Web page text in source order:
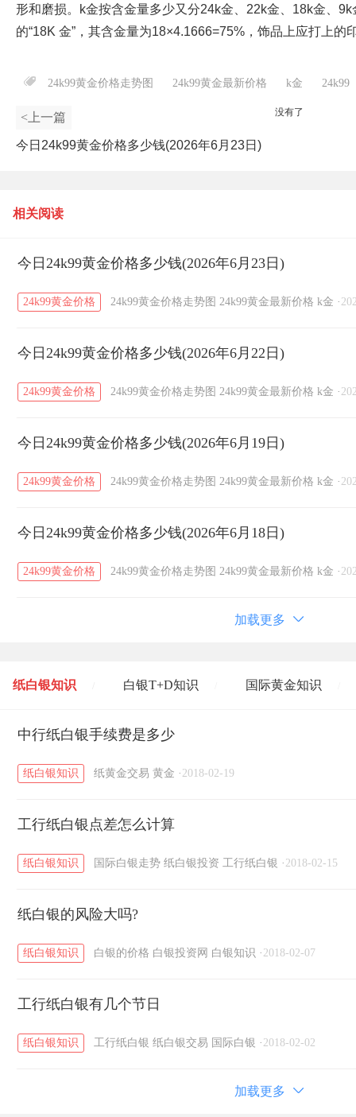
形和磨损。k金按含金量多少又分24k金、22k金、18k金、
的“18K 金”，其含金量为18×4.1666=75%，饰品上应打上的
24k99黄金价格走势图 24k99黄金最新价格 k金 24k99
<上一篇
今日24k99黄金价格多少钱(2026年6月23日)
没有了
相关阅读
今日24k99黄金价格多少钱(2026年6月23日)
24k99黄金价格 24k99黄金价格走势图 24k99黄金最新价格 k金 ·
今日24k99黄金价格多少钱(2026年6月22日)
24k99黄金价格 24k99黄金价格走势图 24k99黄金最新价格 k金 ·
今日24k99黄金价格多少钱(2026年6月19日)
24k99黄金价格 24k99黄金价格走势图 24k99黄金最新价格 k金 ·
今日24k99黄金价格多少钱(2026年6月18日)
24k99黄金价格 24k99黄金价格走势图 24k99黄金最新价格 k金 ·
加载更多
纸白银知识 白银T+D知识 国际黄金知识
黄金T+D知识 / 粤贵银知识
中行纸白银手续费是多少
纸白银知识 纸黄金交易 黄金 · 2018-02-19
工行纸白银点差怎么计算
纸白银知识 国际白银走势 纸白银投资 工行纸白银 · 2018-02-15
纸白银的风险大吗?
纸白银知识 白银的价格 白银投资网 白银知识 · 2018-02-07
工行纸白银有几个节日
纸白银知识 工行纸白银 纸白银交易 国际白银 · 2018-02-02
加载更多